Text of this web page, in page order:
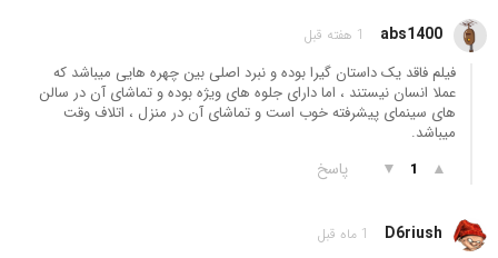
abs1400 1 هفته قبل
فیلم فاقد یک داستان گیرا بوده و نبرد اصلی بین چهره هایی میباشد که
عملا انسان نیستند ، اما دارای جلوه های ویژه بوده و تماشای آن در سالن
های سینمای پیشرفته خوب است و تماشای آن در منزل ، اتلاف وقت
میباشد.
▲
1
▼ پاسخ
D6riush 1 ماه قبل